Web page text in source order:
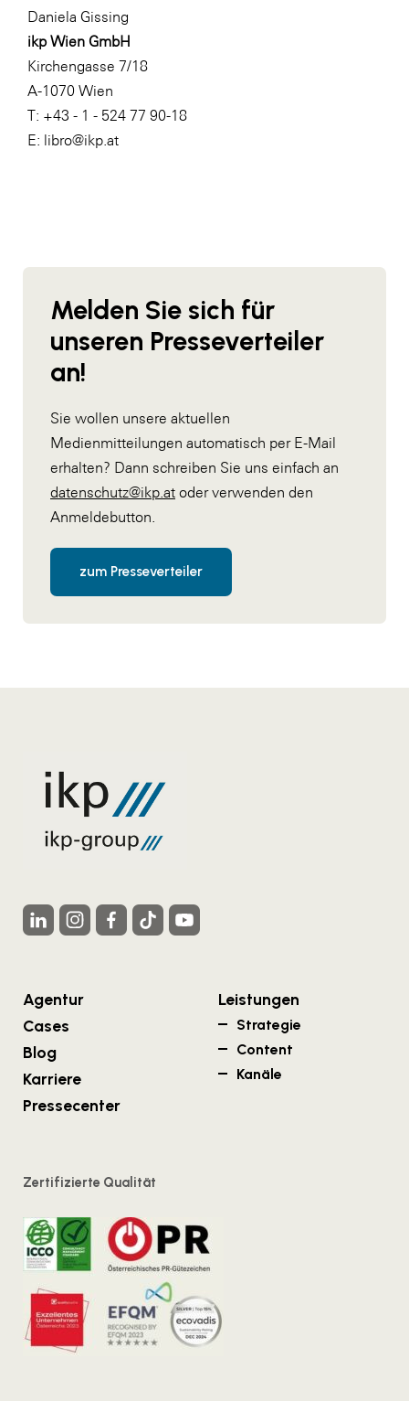
WKS Fachgruppe Finanzdienstleister
WK UBIT
Zühlke
Media
Daniela Gissing
ikp Wien GmbH
Kirchengasse 7/18
A-1070 Wien
T: +43 - 1 - 524 77 90-18
E: libro@ikp.at
Melden Sie sich für
unseren Presseverteiler
an!
Sie wollen unsere aktuellen
Medienmitteilungen automatisch per E-Mail
erhalten? Dann schreiben Sie uns einfach an
datenschutz@ikp.at oder verwenden den
Anmeldebutton.
zum Presseverteiler
Agentur
Cases
Blog
Karriere
Pressecenter
Leistungen
Strategie
Content
Kanäle
Zertifizierte Qualität